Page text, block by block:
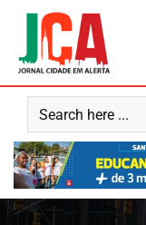
content